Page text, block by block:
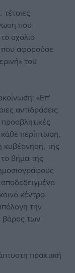
που
σχόλιο
αφορούσε
του
«Επ’
αντιδράσεις
περίπτωση,
κυβέρνηση, της
βήμα της
κέντρο
την
βάρος των
πρακτική